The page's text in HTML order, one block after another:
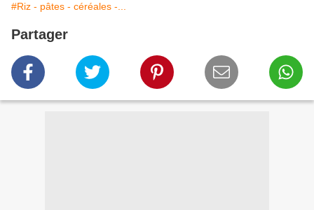
#Riz - pâtes - céréales -...
Partager